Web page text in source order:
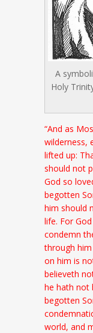
A
Holy
“And as
wilderness,
lifted up:
should not
God so
begotten
him should
life. For
condemn
through
on him is
believeth
he hath not
begotten
world, and